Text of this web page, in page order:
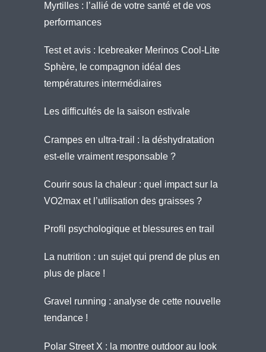
Myrtilles : l’allié de votre santé et de vos
performances
Test et avis : Icebreaker Merinos Cool-Lite
Sphère, le compagnon idéal des
températures intermédiaires
Les difficultés de la saison estivale
Crampes en ultra-trail : la déshydratation
est-elle vraiment responsable ?
Courir sous la chaleur : quel impact sur la
VO2max et l’utilisation des graisses ?
Profil psychologique et blessures en trail
La nutrition : un sujet qui prend de plus en
plus de place !
Gravel running : analyse de cette nouvelle
tendance !
Polar Street X : la montre outdoor au look